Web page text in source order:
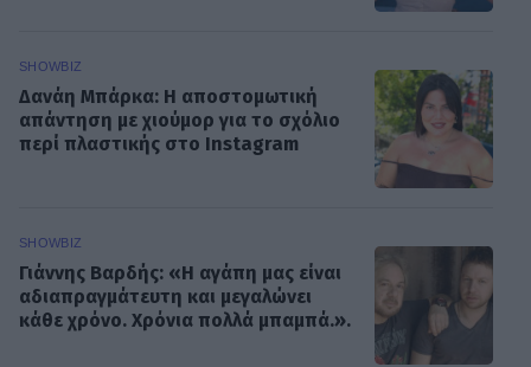
SHOWBIZ
Δανάη Μπάρκα: Η αποστομωτική
απάντηση με χιούμορ για το σχόλιο
περί πλαστικής στο Instagram
SHOWBIZ
Γιάννης Βαρδής: «Η αγάπη μας είναι
αδιαπραγμάτευτη και μεγαλώνει
κάθε χρόνο. Χρόνια πολλά μπαμπά.».